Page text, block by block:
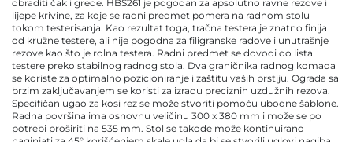
obraditi čak i grede. HBS261 je pogodan za apsolutno ravne rezove i
lijepe krivine, za koje se radni predmet pomera na radnom stolu
tokom testerisanja. Kao rezultat toga, tračna testera je znatno finija
od kružne testere, ali nije pogodna za filigranske radove i unutrašnje
rezove kao što je rolna testera. Radni predmet se dovodi do lista
testere preko stabilnog radnog stola. Dva graničnika radnog komada
se koriste za optimalno pozicioniranje i zaštitu vaših prstiju. Ograda sa
brzim zaključavanjem se koristi za izradu preciznih uzdužnih rezova.
Specifičan ugao za kosi rez se može stvoriti pomoću ubodne šablone.
Radna površina ima osnovnu veličinu 300 x 380 mm i može se po
potrebi proširiti na 535 mm. Stol se takođe može kontinuirano